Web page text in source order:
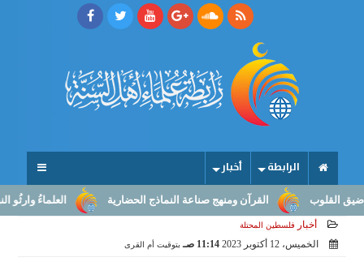
الرابطة أخبار
العلماءُ وارثُو النبوّة: القرآن ومنهج صناعة النماذج الحضارية
أخبار فلسطين المحتلة
الخميس، 12 أكتوبر 2023 11:14 صـ بتوقيت أم القرى